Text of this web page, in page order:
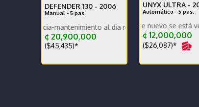
DEFENDER 130 - 2006
Manual - 5 pas.
mantenimiento al dia respaldo -pocos kilometros-
¢ 20,900,000
($45,435)*
UNYX ULTRA -
Automático - 5 pas.
Carro prácticamente nuevo se está vendiendo
¢ 12,000,000
($26,087)*